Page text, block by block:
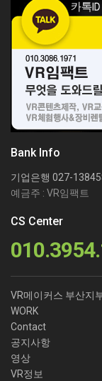
Bank Info
기업은행 027-
예금주 : VR임팩트
CS Center
VR메이커스 부산지
WORK
Contact
공지사항
영상
VR정보